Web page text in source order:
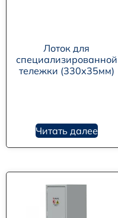
Лоток для
специализированной
тележки (330х35мм)
Читать далее